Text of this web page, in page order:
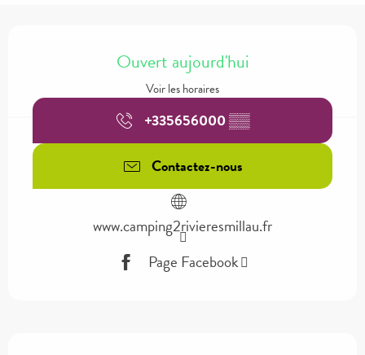
Ouvert aujourd'hui
Voir les horaires
+335656000▒▒
Contactez-nous
www.camping2rivieresmillau.fr
Page Facebook